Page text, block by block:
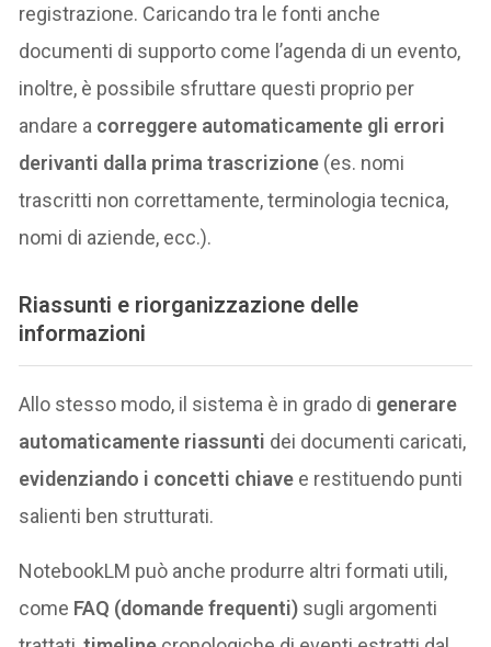
registrazione. Caricando tra le fonti anche
documenti di supporto come l’agenda di un evento,
inoltre, è possibile sfruttare questi proprio per
andare a correggere automaticamente gli errori
derivanti dalla prima trascrizione (es. nomi
trascritti non correttamente, terminologia tecnica,
nomi di aziende, ecc.).
Riassunti e riorganizzazione delle
informazioni
Allo stesso modo, il sistema è in grado di generare
automaticamente riassunti dei documenti caricati,
evidenziando i concetti chiave e restituendo punti
salienti ben strutturati​.
NotebookLM può anche produrre altri formati utili,
come FAQ (domande frequenti) sugli argomenti